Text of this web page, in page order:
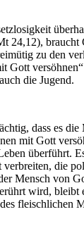
24,12), braucht
zu den
Gott
die Jugend.
dass es
mit Gott
überführt.
die
Mensch von
wird, bleibt
fleischlichen